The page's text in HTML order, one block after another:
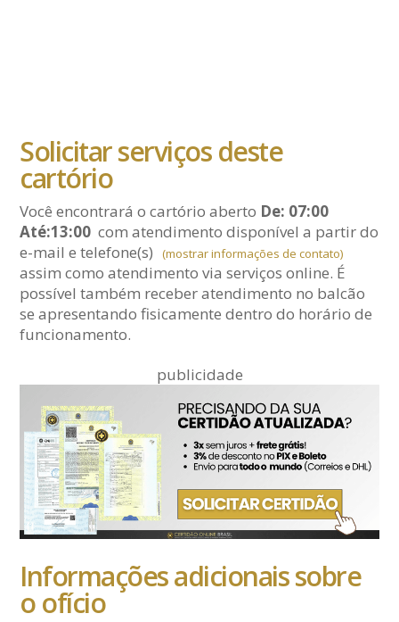
Solicitar serviços deste
cartório
Você encontrará o cartório aberto De: 07:00
Até:13:00 com atendimento disponível a partir do
e-maile telefone(s) (mostrar informações de contato)
assim como atendimento via serviços online. É
possível também receber atendimento no balcão
se apresentando fisicamente dentro do horário de
funcionamento.
publicidade
Informações adicionais sobre
o ofício